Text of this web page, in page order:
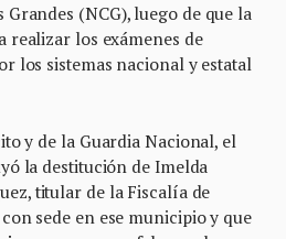
Grandes (NCG), luego de que la
realizar los exámenes de
los sistemas nacional y estatal
y de la Guardia Nacional, el
la destitución de Imelda
titular de la Fiscalía de
sede en ese municipio y que